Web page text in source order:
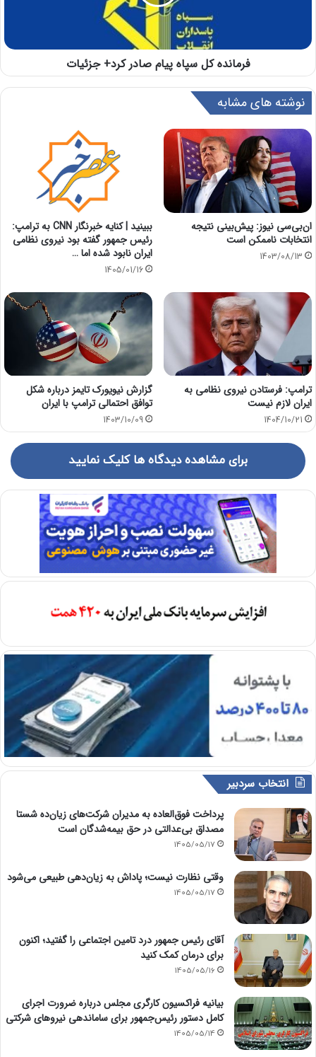
فرمانده کل سپاه پیام صادر کرد+ جزئیات
نوشته های مشابه
ان‌بی‌سی نیوز: پیش‌بینی نتیجه
انتخابات ناممکن است
1403/08/13
ببینید | کنایه خبرنگار CNN به ترامپ:
رئیس جمهور گفته بود نیروی نظامی
ایران نابود شده اما …
1405/01/16
ترامپ: فرستادن نیروی نظامی به
ایران لازم نیست
1404/10/21
گزارش نیویورک تایمز درباره شکل
توافق احتمالی ترامپ با ایران
1403/10/09
برای مشاهده دیدگاه ها کلیک نمایید
انتخاب سردبیر
پرداخت فوق‌العاده به مدیران شرکت‌های زیان‌ده شستا
مصداق بی‌عدالتی در حق بیمه‌شدگان است
1405/05/17
وقتی نظارت نیست؛ پاداش به زیان‌دهی طبیعی می‌شود
1405/05/17
آقای رئیس جمهور درد تامین اجتماعی را گفتید؛ اکنون
برای درمان کمک کنید
1405/05/16
بیانیه فراکسیون کارگری مجلس درباره ضرورت اجرای
کامل دستور رئیس‌جمهور برای ساماندهی نیروهای شرکتی
1405/05/14